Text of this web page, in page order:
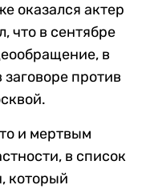
оказался актер
что в сентябре
в
против
и мертвым
в список
который